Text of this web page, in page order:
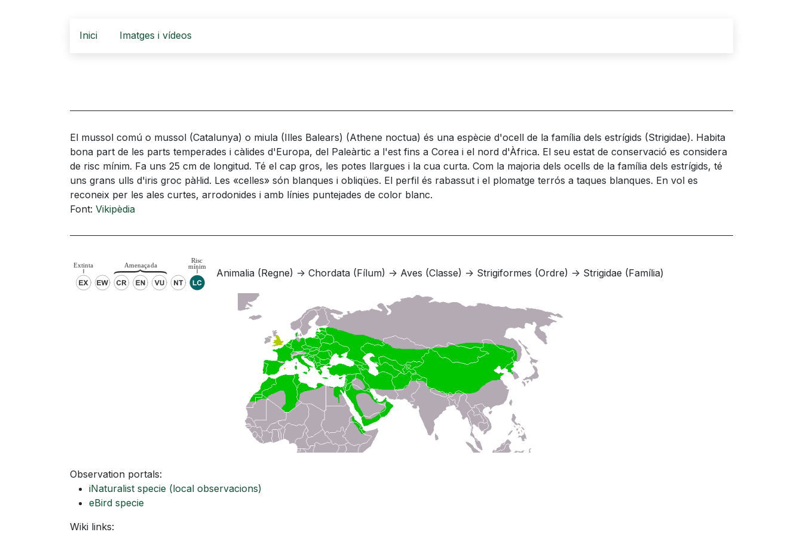
Inici Imatges i vídeos
El mussol comú o mussol (Catalunya) o miula (Illes Balears) (Athene noctua) és una espècie d'ocell de la família dels estrígids (Strigidae). Habita
bona part de les parts temperades i càlides d'Europa, del Paleàrtic a l'est fins a Corea i el nord d'Àfrica. El seu estat de conservació es considera
de risc mínim. Fa uns 25 cm de longitud. Té el cap gros, les potes llargues i la cua curta. Com la majoria dels ocells de la família dels estrígids, té
uns grans ulls d'iris groc pàl·lid. Les «celles» són blanques i obliqües. El perfil és rabassut i el plomatge terrós a taques blanques. En vol es
reconeix per les ales curtes, arrodonides i amb línies puntejades de color blanc.
Font: Vikipèdia
Animalia (Regne) -> Chordata (Fílum) -> Aves (Classe) -> Strigiformes (Ordre) -> Strigidae (Família)
Observation portals:
iNaturalist specie (local observacions)
eBird specie
Wiki links: